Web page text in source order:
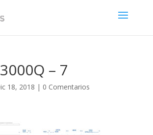
– 7
18, 2018 | 0 Comentarios